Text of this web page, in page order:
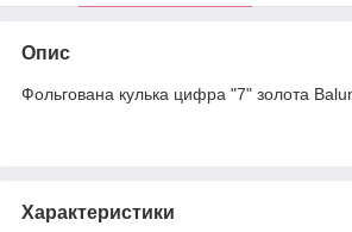
Опис
Фольгована кулька цифра "7" золота
Характеристики